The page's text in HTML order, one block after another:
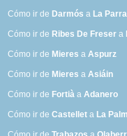
Cómo ir de Darmós a La Parra
Cómo ir de Ribes De Freser a
Cómo ir de Mieres aAspurz
Cómo ir de Mieres aAsiáin
Cómo ir de Fortià aAdanero
Cómo ir deCastellet a La